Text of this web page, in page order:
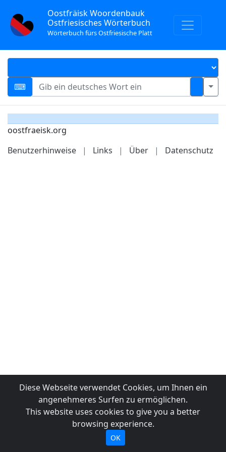
Oostfräisk Woordenbauk
Ostfriesisches Wörterbuch
Wörterbuch fürs Ostfriesische Platt
oostfraeisk.org
Benutzerhinweise
| Links | Über | Datenschutz
Diese Webseite verwendet Cookies, um Ihnen ein
angenehmeres Surfen zu ermöglichen.
This website uses cookies to give you a better
browsing experience.
OK